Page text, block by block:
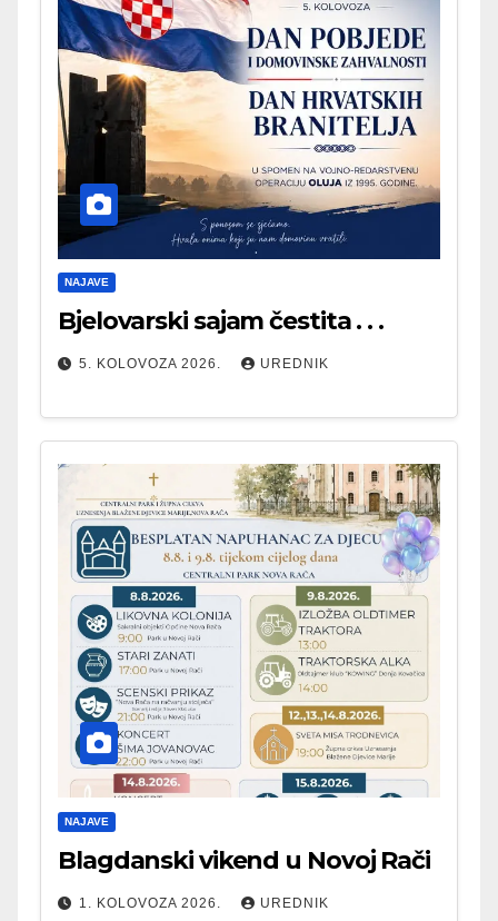
NAJAVE
Bjelovarski sajam čestita . . .
5. KOLOVOZA 2026. UREDNIK
NAJAVE
Blagdanski vikend u Novoj Rači
1. KOLOVOZA 2026. UREDNIK